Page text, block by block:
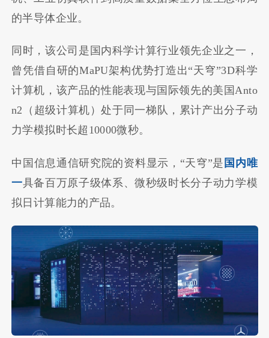
的半导体企业。
同时，该公司是国内科学计算行业领先企业之一，
曾凭借自研的MaPU架构优势打造出“天穹”3D科学
计算机，该产品的性能表现与国际领先的美国Anto
n2（超级计算机）处于同一梯队，累计产出分子动
力学模拟时长超10000微秒。
中国信息通信研究院的资料显示，“天穹”是 国内唯
一具备百万原子级体系、微秒级时长分子动力学模
拟日计算能力的产品。